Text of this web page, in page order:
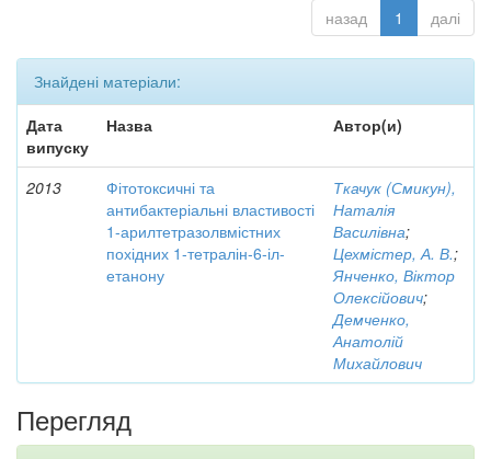
назад 1 далі
Знайдені матеріали:
Дата
випуску
Назва Автор(и)
2013
Фітотоксичні та
антибактеріальні властивості
1-арилтетразолвмістних
похідних 1-тетралін-6-іл-
етанону
Ткачук (Смикун),
Наталія
Василівна;
Цехмістер, А. В.;
Янченко, Віктор
Олексійович;
Демченко,
Анатолій
Михайлович
Перегляд